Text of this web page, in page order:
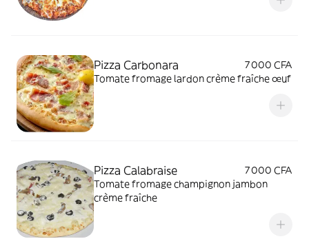
Pizza Carbonara
7 000 CFA
Tomate fromage lardon crème fraîche œuf
Pizza Calabraise
7 000 CFA
Tomate fromage champignon jambon
crème fraîche